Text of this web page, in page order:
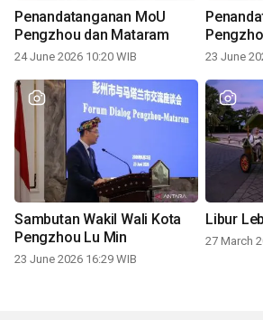
Penandatanganan MoU
Pengzhou dan Mataram
24 June 2026 10:20 WIB 23 June
Sambutan Wakil Wali Kota
Pengzhou Lu Min
23 June 2026 16:29 WIB
Libur
27 March